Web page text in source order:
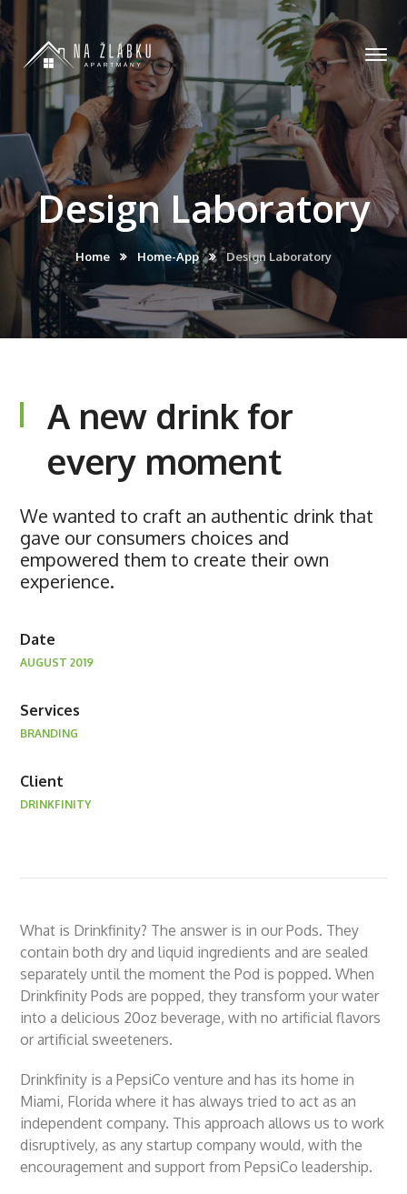
Design Laboratory
Home Home-App Design Laboratory
A new drink for
every moment
We wanted to craft an authentic drink that
gave our consumers choices and
empowered them to create their own
experience.
Date
AUGUST 2019
Services
BRANDING
Client
DRINKFINITY
What is Drinkfinity? The answer is in our Pods. They
contain both dry and liquid ingredients and are sealed
separately until the moment the Pod is popped. When
Drinkfinity Pods are popped, they transform your water
into a delicious 20oz beverage, with no artificial flavors
or artificial sweeteners.
Drinkfinity is a PepsiCo venture and has its home in
Miami, Florida where it has always tried to act as an
independent company. This approach allows us to work
disruptively, as any startup company would, with the
encouragement and support from PepsiCo leadership.